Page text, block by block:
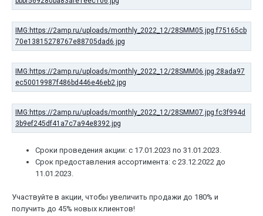
Сроки проведения акции: с 17.01.2023 по 31.01.2023.
Срок предоставления ассортимента: с 23.12.2022 до
11.01.2023.
Участвуйте в акции, чтобы увеличить продажи до 180% и
получить до 45% новых клиентов!